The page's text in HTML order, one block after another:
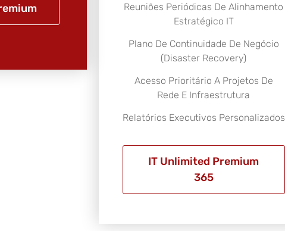
Reuniões Periódicas De Alinhamento
Estratégico IT
Plano De Continuidade De Negócio
(Disaster Recovery)
Acesso Prioritário A Projetos De
Rede E Infraestrutura
Relatórios Executivos Personalizados
IT Unlimited Premium
365